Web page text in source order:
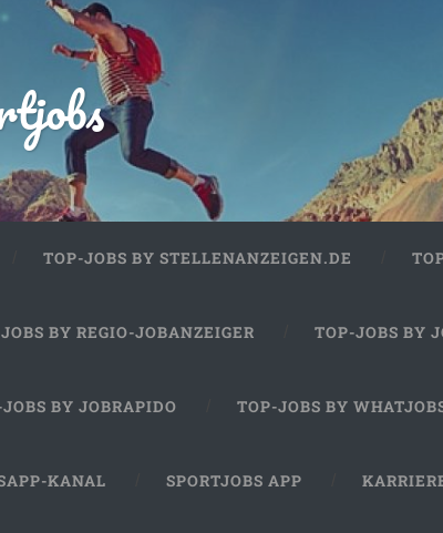
TOP-JOBS BY STELLENANZEIGEN.DE
BY REGIO-JOBANZEIGER TOP-JOBS BY
BY JOBRAPIDO TOP-JOBS BY
KANAL SPORTJOBS APP